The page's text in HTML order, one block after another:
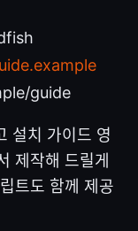
guide
설치 가이드 영
제작해 드릴게
트도 함께 제공